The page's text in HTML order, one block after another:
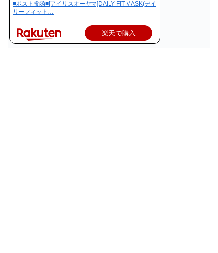
■ポスト投函■[アイリスオーヤマ]DAILY FIT MASK(デイ
リーフィット…
楽天で購入